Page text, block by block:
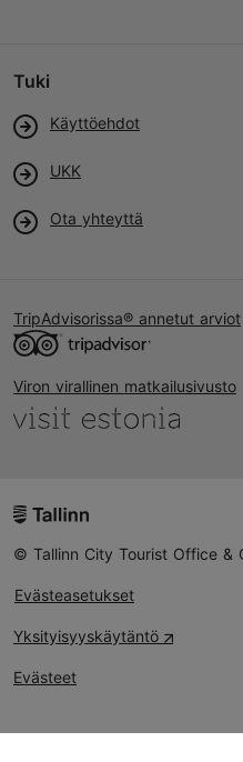
Tuki
Käyttöehdot
UKK
Ota yhteyttä
TripAdvisorissa® annetut arviot
Viron virallinen matkailusivusto
© Tallinn City Tourist Office &
Evästeasetukset
Yksityisyyskäytäntö
Evästeet